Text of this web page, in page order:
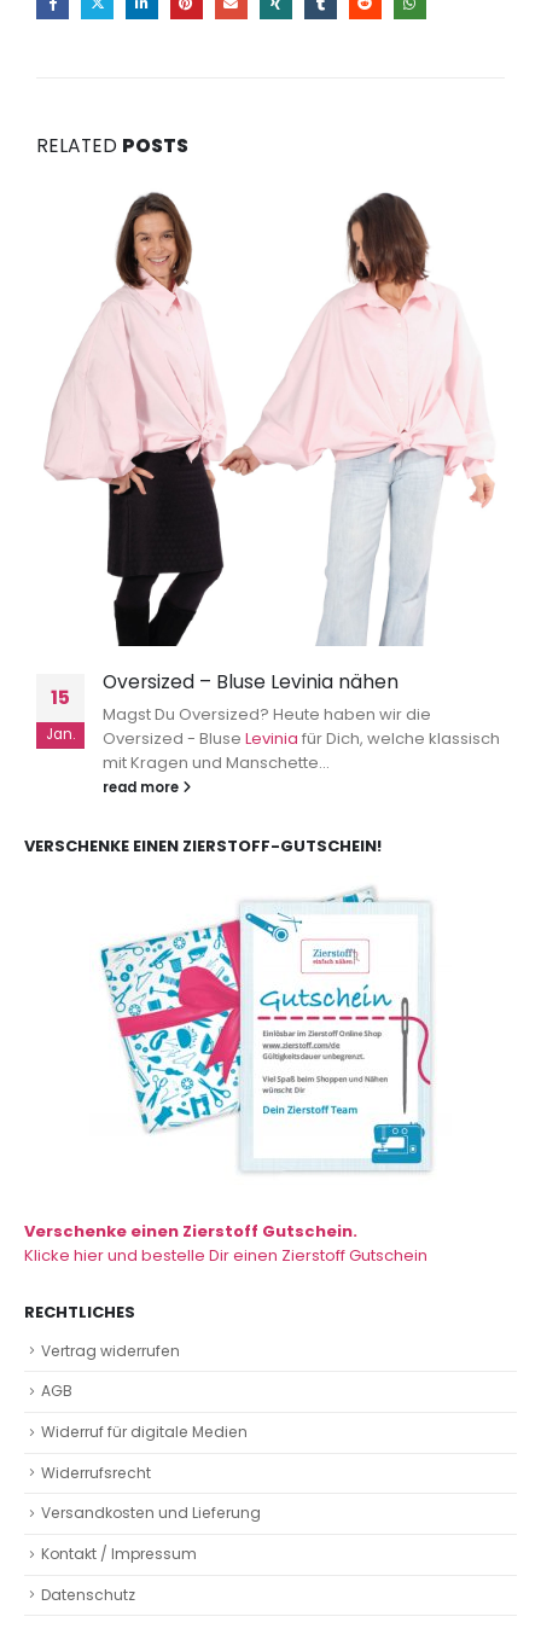
RELATED POSTS
15
Jan.
Oversized – Bluse Levinia nähen
Magst Du Oversized? Heute haben wir die
Oversized - Bluse Levinia für Dich, welche klassisch
mit Kragen und Manschette...
read more
VERSCHENKE EINEN ZIERSTOFF-GUTSCHEIN!
Verschenke einen Zierstoff Gutschein.
Klicke hier und bestelle Dir einen Zierstoff Gutschein
RECHTLICHES
Vertrag widerrufen
AGB
Widerruf für digitale Medien
Widerrufsrecht
Versandkosten und Lieferung
Kontakt / Impressum
Datenschutz